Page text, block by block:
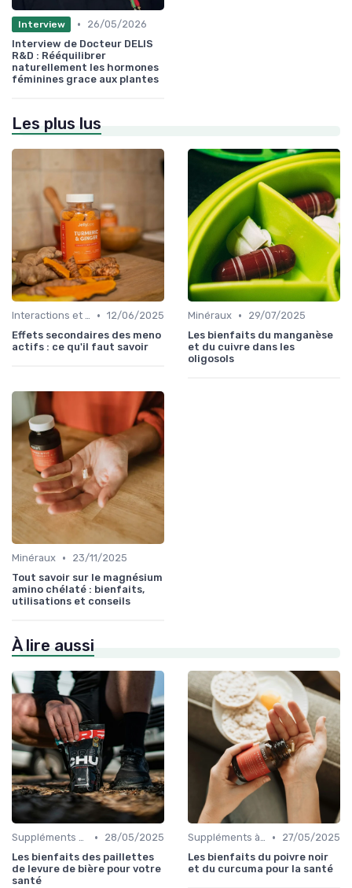
Interview •
26/05/2026
Interview de Docteur DELIS
R&D : Rééquilibrer
naturellement les hormones
féminines grace aux plantes
Les plus lus
Interactions et contre-indications • 12/06/2025
Effets secondaires des meno
actifs : ce qu'il faut savoir
Minéraux •
29/07/2025
Les bienfaits du manganèse
et du cuivre dans les
oligosols
Minéraux •
23/11/2025
Tout savoir sur le magnésium
amino chélaté : bienfaits,
utilisations et conseils
À lire aussi
Suppléments à base de plantes •
28/05/2025
Les bienfaits des paillettes
de levure de bière pour votre
santé
Suppléments à base de plantes •
27/05/2025
Les bienfaits du poivre noir
et du curcuma pour la santé